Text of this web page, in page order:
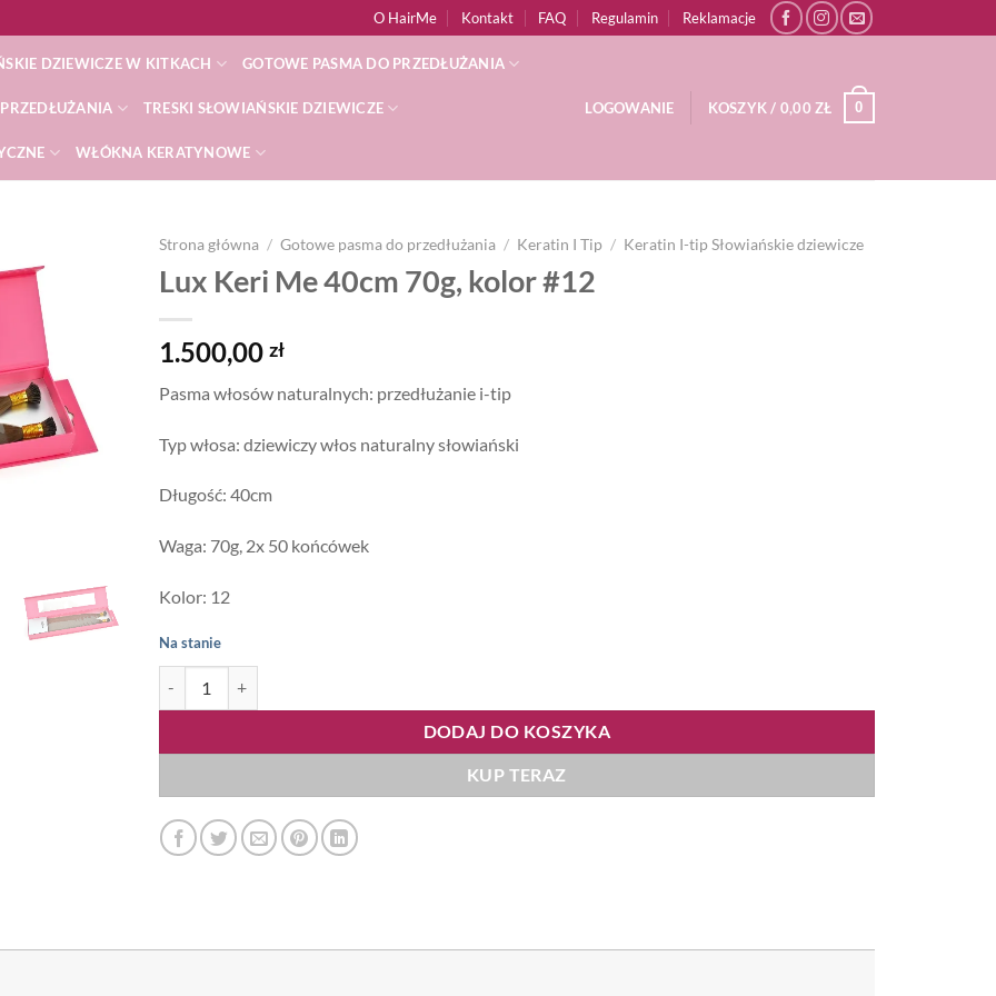
O HairMe Kontakt FAQ Regulamin Reklamacje
DZIEWICZE W KITKACH GOTOWE PASMA DO PRZEDŁUŻANIA
TRESKI SŁOWIAŃSKIE DZIEWICZE
WŁÓKNA KERATYNOWE
LOGOWANIE KOSZYK / 0,00ZŁ 0
Strona główna / Gotowe pasma do przedłużania / Keratin I Tip / Keratin I-tip Słowiańskie dziewicze
Lux Keri Me 40cm 70g, kolor #12
1.500,00 zł
Pasma włosów naturalnych: przedłużanie i-tip
Typ włosa: dziewiczy włos naturalny słowiański
Długość: 40cm
Waga: 70g, 2x 50 końcówek
Kolor: 12
Na stanie
DODAJ DO KOSZYKA
KUP TERAZ